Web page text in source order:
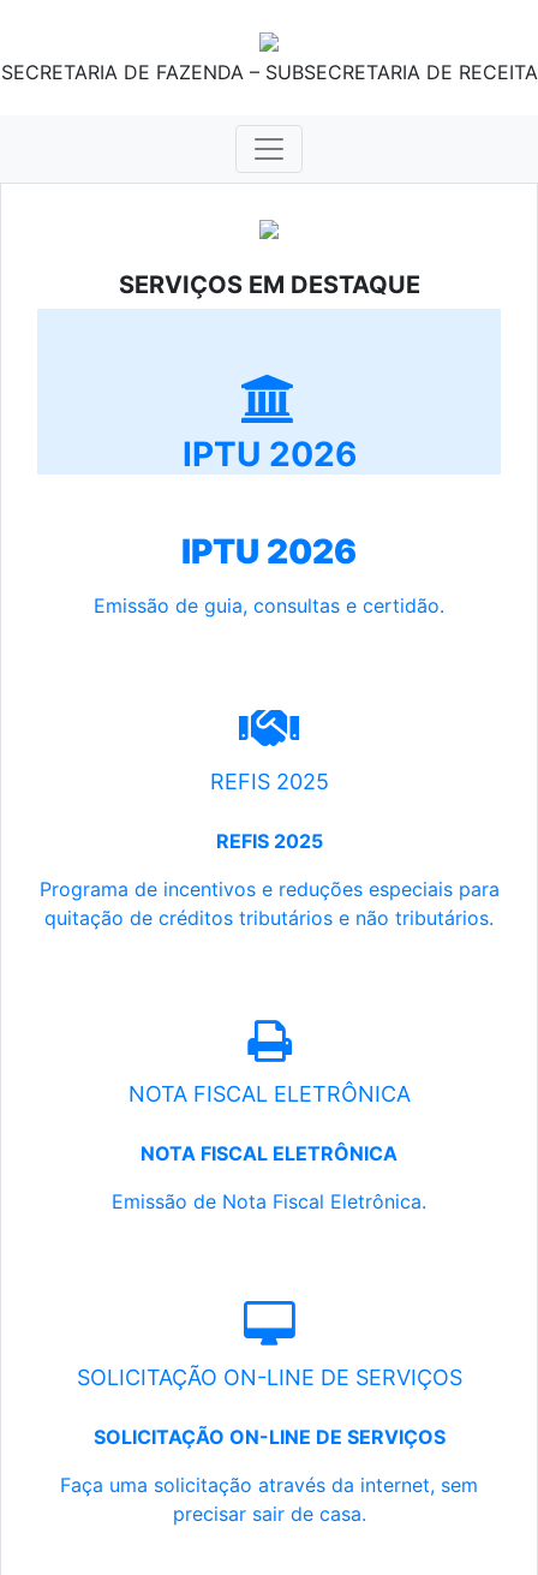
SECRETARIA DE FAZENDA – SUBSECRETARIA DE RECEITA
SERVIÇOS EM DESTAQUE
IPTU 2026
IPTU 2026
Emissão de guia, consultas e certidão.
REFIS 2025
REFIS 2025
Programa de incentivos e reduções especiais para
quitação de créditos tributários e não tributários.
NOTA FISCAL ELETRÔNICA
NOTA FISCAL ELETRÔNICA
Emissão de Nota Fiscal Eletrônica.
SOLICITAÇÃO ON-LINE DE SERVIÇOS
SOLICITAÇÃO ON-LINE DE SERVIÇOS
Faça uma solicitação através da internet, sem
precisar sair de casa.